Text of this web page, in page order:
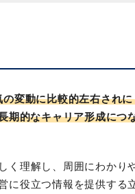
の変動に比較的左右され
期的なキャリア形成につ
理解し、周囲にわかり
に役立つ情報を提供する